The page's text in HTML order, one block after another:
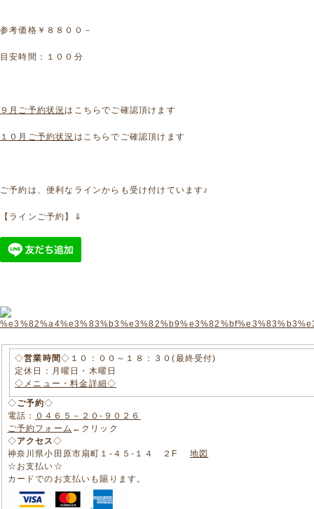
参考価格￥８８００－
目安時間：１００分
９月ご予約状況はこちらでご確認頂けます
１０月ご予約状況はこちらでご確認頂けます
ご予約は、便利なラインからも受け付けています♪
【ラインご予約】⇓
◇営業時間◇１０：００～１８：３０(最終受付)
定休日：月曜日・木曜日
◇メニュー・料金詳細◇
◇ご予約◇
電話：
０４６５－２０-９０２６
ご予約フォーム ←クリック
◇アクセス◇
神奈川県小田原市扇町１-４５-１４ ２F 地図
☆お支払い☆
カードでのお支払いも賜ります。